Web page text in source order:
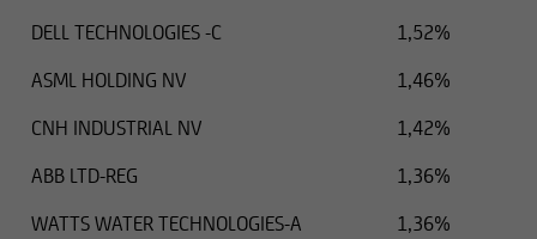
DELL TECHNOLOGIES -C
1,52%
ASML HOLDING NV
1,46%
CNH INDUSTRIAL NV
1,42%
ABB LTD-REG
1,36%
WATTS WATER TECHNOLOGIES-A
1,36%